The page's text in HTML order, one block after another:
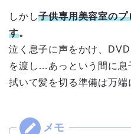
しかし子供専用美容室の
す。
泣く息子に声をかけ、
を渡し…あっという間に息
拭いて髪を切る準備は万端